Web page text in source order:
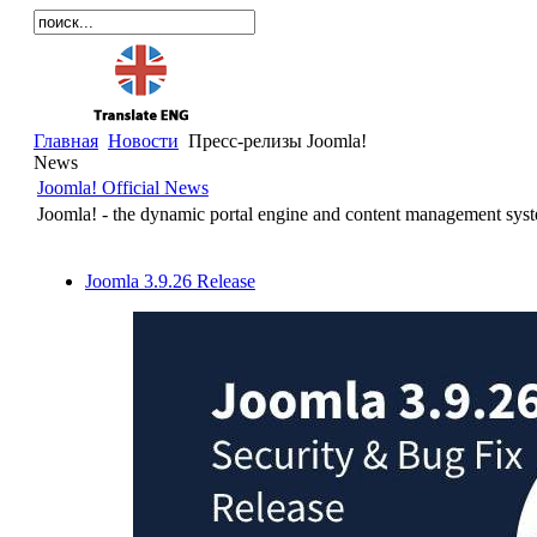
Главная Новости Пресс-релизы Joomla!
News
Joomla! Official News
Joomla! - the dynamic portal engine and content management
Joomla 3.9.26 Release